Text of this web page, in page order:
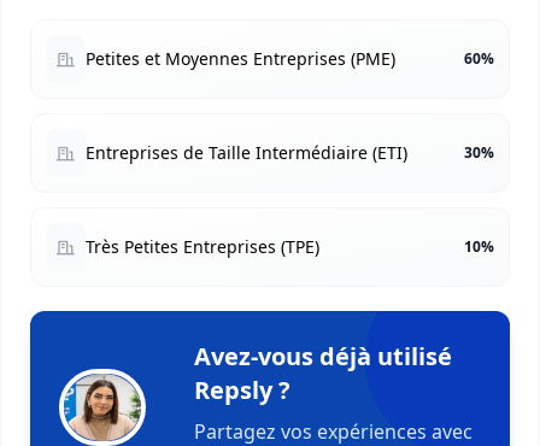
Petites et Moyennes Entreprises (PME) 60%
Entreprises de Taille Intermédiaire (ETI) 30%
Très Petites Entreprises (TPE) 10%
Avez-vous déjà utilisé
Repsly ?
Partagez vos expériences avec